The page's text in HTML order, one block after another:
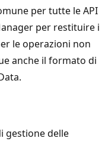
per tutte le API
per restituire i
le operazioni non
anche il formato di
gestione delle